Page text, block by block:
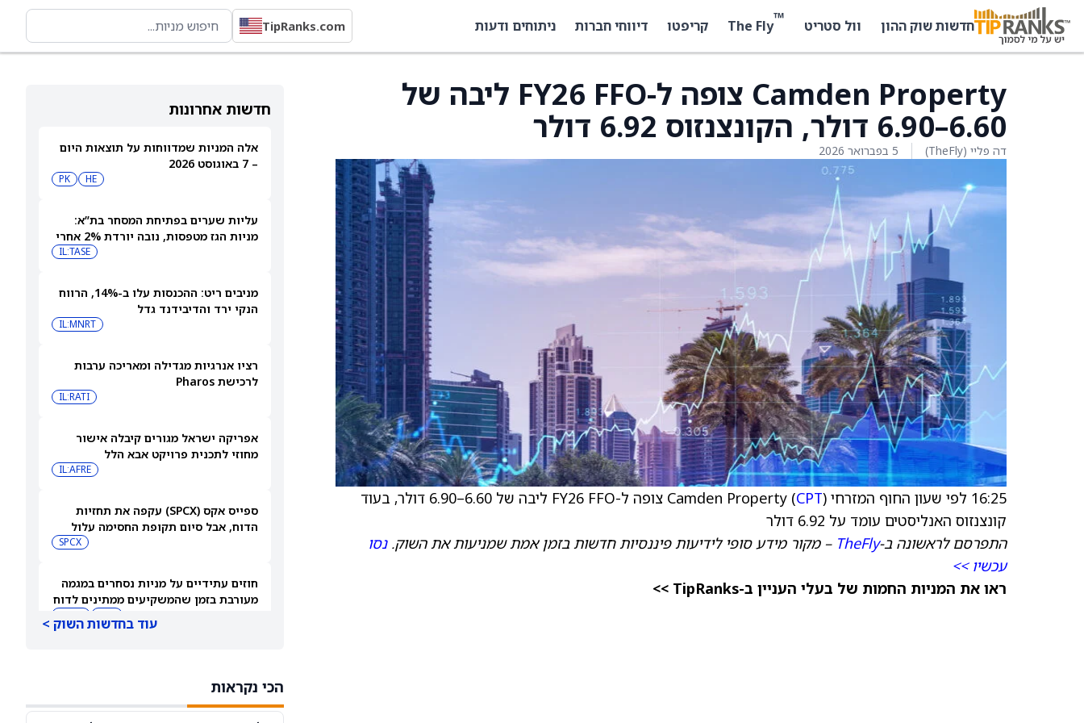
חדשות שוק ההון וול סטריט ™
The Fly קריפטו דיווחי חברות ניתוחים ודעות TipRanks.com
חדשות אחרונות
אלה המניות שמדווחות על תוצאות היום
– 7 באוגוסט 2026
HE
PK
עליות שערים בפתיחת המסחר בת”א:
מניות הגז מטפסות, נובה יורדת 2% אחרי
IL:TASE
מניבים ריט: ההכנסות עלו ב-14%, הרווח
הנקי ירד והדיבידנד גדל
IL:MNRT
רציו אנרגיות מגדילה ומאריכה ערבות
לרכישת Pharos
IL:RATI
אפריקה ישראל מגורים קיבלה אישור
מחוזי לתכנית פרויקט אבא הלל
IL:AFRE
ספייס אקס (SPCX) עקפה את תחזיות
הדוח, אבל סיום תקופת החסימה עלול
SPCX
חוזים עתידיים על מניות נסחרים במגמה
מעורבת בזמן שהמשקיעים ממתינים לדוח
עוד בחדשות השוק >
הכי נקראות
Camden Property צופה ל-FY26 FFO ליבה של
6.60–6.90 דולר, הקונצנזוס 6.92 דולר
דה פליי (TheFly) 5 בפברואר 2026
16:25 לפי שעון החוף המזרחי Camden Property ( CPT
) צופה ל-FY26 FFO ליבה של 6.60–6.90 דולר, בעוד
קונצנזוס האנליסטים עומד על 6.92 דולר
התפרסם לראשונה ב-TheFly – מקור מידע סופי לידיעות פיננסיות חדשות בזמן אמת שמניעות את השוק.נסו
עכשיו >>
ראו את המניות החמות של בעלי העניין ב-TipRanks >>